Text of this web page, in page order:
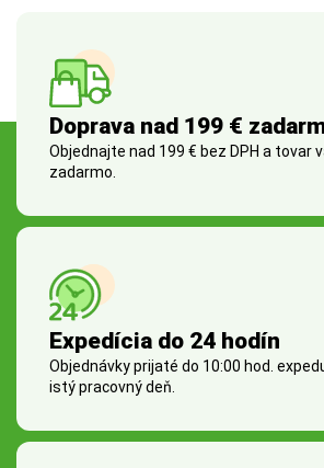
Doprava nad 199 €
Objednajte nad 199 € bez DPH a tovar
zadarmo.
Expedícia do 24 hodín
Objednávky prijaté do 10:00 hod.
istý pracovný deň.